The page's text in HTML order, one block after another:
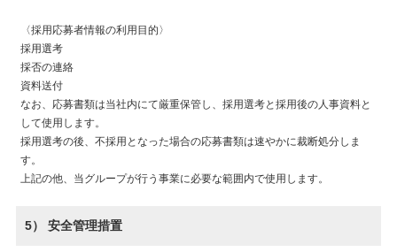
〈採用応募者情報の利用目的〉
採用選考
採否の連絡
資料送付
なお、応募書類は当社内にて厳重保管し、採用選考と採用後の人事資料と
して使用します。
採用選考の後、不採用となった場合の応募書類は速やかに裁断処分しま
す。
上記の他、当グループが行う事業に必要な範囲内で使用します。
5） 安全管理措置